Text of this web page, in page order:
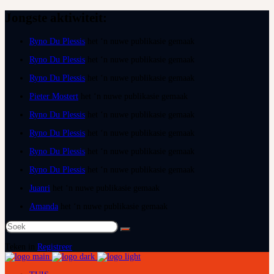
Ryno Du Plessis
Ryno Du Plessis
Ryno Du Plessis
Pieter Mostert
Ryno Du Plessis
Ryno Du Plessis
Ryno Du Plessis
Ryno Du Plessis
Juanri
Amanda
Soek
na:
Registreer